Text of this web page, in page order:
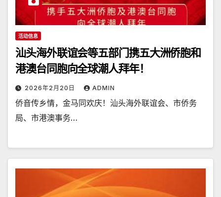
活动信息
汕头海外联谊会等五部门携五大洲侨胞和
港澳台同胞向全球潮人拜年！
2026年2月20日 ADMIN
侨音传乡情，金马同欢庆！汕头海外联谊会、市侨务
局、市港澳事务…